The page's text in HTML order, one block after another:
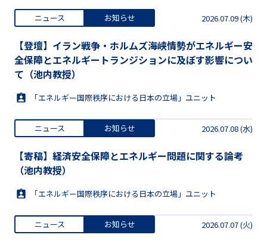
ニュース お知らせ 2026.07.09 (木)
【登壇】イラン戦争・ホルムズ海峡情勢がエネルギー安
全保障とエネルギートランジションに及ぼす影響につい
て（池内教授）
「エネルギー国際秩序における日本の立場」ユニット
ニュース お知らせ 2026.07.08 (水)
【寄稿】経済安全保障とエネルギー問題に関する論考
（池内教授）
「エネルギー国際秩序における日本の立場」ユニット
ニュース お知らせ 2026.07.07 (火)